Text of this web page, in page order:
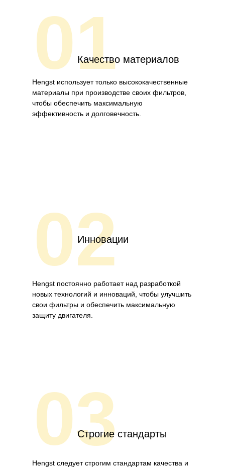
01Качество материалов
Hengst использует только высококачественные
материалы при производстве своих фильтров,
чтобы обеспечить максимальную
эффективность и долговечность.
02
Инновации
Hengst постоянно работает над разработкой
новых технологий и инноваций, чтобы улучшить
свои фильтры и обеспечить максимальную
защиту двигателя.
03Строгие стандарты
Hengst следует строгим стандартам качества и